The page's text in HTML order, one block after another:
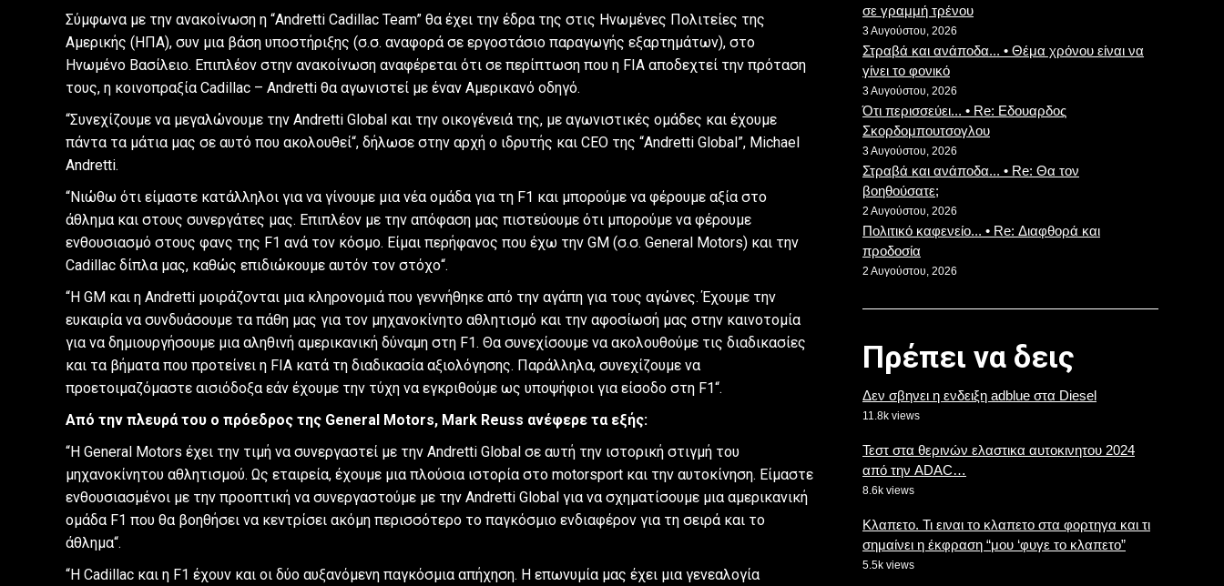
Σύμφωνα με την ανακοίνωση η “Andretti Cadillac Team” θα έχει την έδρα της στις Ηνωμένες Πολιτείες της
Αμερικής (ΗΠΑ), συν μια βάση υποστήριξης (σ.σ. αναφορά σε εργοστάσιο παραγωγής εξαρτημάτων), στο
Ηνωμένο Βασίλειο. Επιπλέον στην ανακοίνωση αναφέρεται ότι σε περίπτωση που η FIA αποδεχτεί την πρόταση
τους, η κοινοπραξία Cadillac – Andretti θα αγωνιστεί με έναν Αμερικανό οδηγό.
“Συνεχίζουμε να μεγαλώνουμε την Andretti Global και την οικογένειά της, με αγωνιστικές ομάδες και έχουμε
πάντα τα μάτια μας σε αυτό που ακολουθεί“, δήλωσε στην αρχή ο ιδρυτής και CEO της “Andretti Global”, Michael
Andretti.
“Νιώθω ότι είμαστε κατάλληλοι για να γίνουμε μια νέα ομάδα για τη F1 και μπορούμε να φέρουμε αξία στο
άθλημα και στους συνεργάτες μας. Επιπλέον με την απόφαση μας πιστεύουμε ότι μπορούμε να φέρουμε
ενθουσιασμό στους φανς της F1 ανά τον κόσμο. Είμαι περήφανος που έχω την GM (σ.σ. General Motors) και την
Cadillac δίπλα μας, καθώς επιδιώκουμε αυτόν τον στόχο“.
“Η GM και η Andretti μοιράζονται μια κληρονομιά που γεννήθηκε από την αγάπη για τους αγώνες. Έχουμε την
ευκαιρία να συνδυάσουμε τα πάθη μας για τον μηχανοκίνητο αθλητισμό και την αφοσίωσή μας στην καινοτομία
για να δημιουργήσουμε μια αληθινή αμερικανική δύναμη στη F1. Θα συνεχίσουμε να ακολουθούμε τις διαδικασίες
και τα βήματα που προτείνει η FIA κατά τη διαδικασία αξιολόγησης. Παράλληλα, συνεχίζουμε να
προετοιμαζόμαστε αισιόδοξα εάν έχουμε την τύχη να εγκριθούμε ως υποψήφιοι για είσοδο στη F1“.
Από την πλευρά του ο πρόεδρος της General Motors, Mark Reuss ανέφερε τα εξής:
“Η General Motors έχει την τιμή να συνεργαστεί με την Andretti Global σε αυτή την ιστορική στιγμή του
μηχανοκίνητου αθλητισμού. Ως εταιρεία, έχουμε μια πλούσια ιστορία στο motorsport και την αυτοκίνηση. Είμαστε
ενθουσιασμένοι με την προοπτική να συνεργαστούμε με την Andretti Global για να σχηματίσουμε μια αμερικανική
ομάδα F1 που θα βοηθήσει να κεντρίσει ακόμη περισσότερο το παγκόσμιο ενδιαφέρον για τη σειρά και το
άθλημα“.
“Η Cadillac και η F1 έχουν και οι δύο αυξανόμενη παγκόσμια απήχηση. Η επωνυμία μας έχει μια γενεαλογία
σε γραμμή τρένου
3 Αυγούστου, 2026
Στραβά και ανάποδα... • Θέμα χρόνου είναι να
γίνει το φονικό
3 Αυγούστου, 2026
Ότι περισσεύει... • Re: Eδουαρδος
Σκορδομπουτσογλου
3 Αυγούστου, 2026
Στραβά και ανάποδα... • Re: Θα τον
βοηθούσατε;
2 Αυγούστου, 2026
Πολιτικό καφενείο... • Re: Διαφθορά και
προδοσία
2 Αυγούστου, 2026
Πρέπει να δεις
Δεν σβηνει η ενδειξη adblue στα Diesel
11.8k views
Τεστ στα θερινών ελαστικα αυτοκινητου 2024
από την ADAC…
8.6k views
Κλαπετο. Τι ειναι το κλαπετο στα φορτηγα και τι
σημαίνει η έκφραση “μου ‘φυγε το κλαπετο”
5.5k views